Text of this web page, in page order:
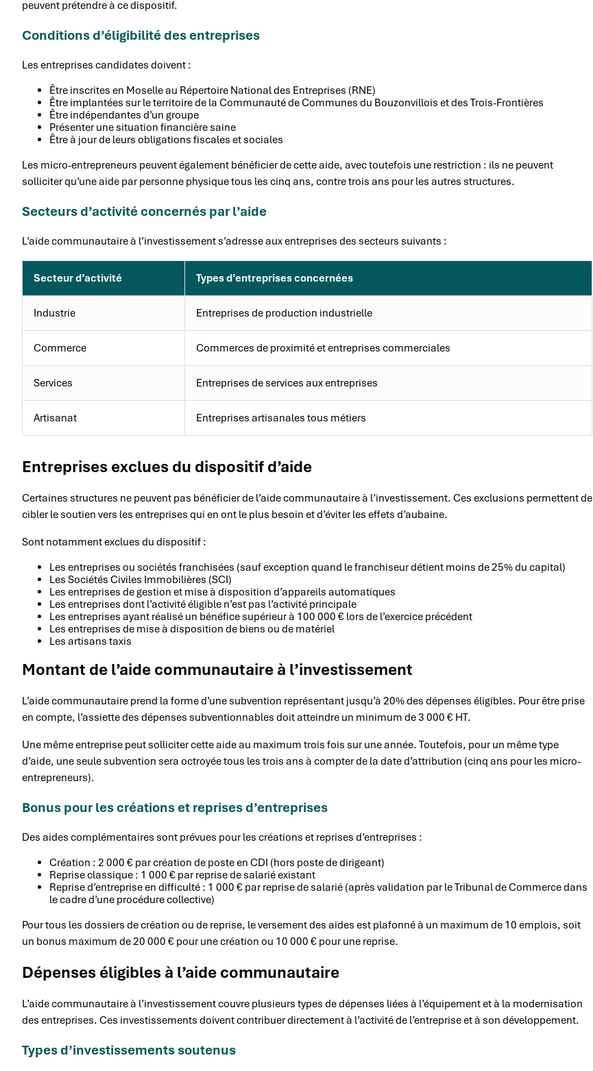
peuvent prétendre à ce dispositif.
Conditions d’éligibilité des entreprises
Les entreprises candidates doivent :
Être inscrites en Moselle au Répertoire National des Entreprises (RNE)
Être implantées sur le territoire de la Communauté de Communes du Bouzonvillois et des Trois-Frontières
Être indépendantes d’un groupe
Présenter une situation financière saine
Être à jour de leurs obligations fiscales et sociales
Les micro-entrepreneurs peuvent également bénéficier de cette aide, avec toutefois une restriction : ils ne peuvent
solliciter qu’une aide par personne physique tous les cinq ans, contre trois ans pour les autres structures.
Secteurs d’activité concernés par l’aide
L’aide communautaire à l’investissement s’adresse aux entreprises des secteurs suivants :
Secteur d’activité Types d’entreprises concernées
Industrie Entreprises de production industrielle
Commerce Commerces de proximité et entreprises commerciales
Services Entreprises de services aux entreprises
Artisanat Entreprises artisanales tous métiers
Entreprises exclues du dispositif d’aide
Certaines structures ne peuvent pas bénéficier de l’aide communautaire à l’investissement. Ces exclusions permettent de
cibler le soutien vers les entreprises qui en ont le plus besoin et d’éviter les effets d’aubaine.
Sont notamment exclues du dispositif :
Les entreprises ou sociétés franchisées (sauf exception quand le franchiseur détient moins de 25% du capital)
Les Sociétés Civiles Immobilières (SCI)
Les entreprises de gestion et mise à disposition d’appareils automatiques
Les entreprises dont l’activité éligible n’est pas l’activité principale
Les entreprises ayant réalisé un bénéfice supérieur à 100 000 € lors de l’exercice précédent
Les entreprises de mise à disposition de biens ou de matériel
Les artisans taxis
Montant de l’aide communautaire à l’investissement
L’aide communautaire prend la forme d’une subvention représentant jusqu’à 20% des dépenses éligibles. Pour être prise
en compte, l’assiette des dépenses subventionnables doit atteindre un minimum de 3 000 € HT.
Une même entreprise peut solliciter cette aide au maximum trois fois sur une année. Toutefois, pour un même type
d’aide, une seule subvention sera octroyée tous les trois ans à compter de la date d’attribution (cinq ans pour les micro-
entrepreneurs).
Bonus pour les créations et reprises d’entreprises
Des aides complémentaires sont prévues pour les créations et reprises d’entreprises :
Création : 2 000 € par création de poste en CDI (hors poste de dirigeant)
Reprise classique : 1 000 € par reprise de salarié existant
Reprise d’entreprise en difficulté : 1 000 € par reprise de salarié (après validation par le Tribunal de Commerce dans
le cadre d’une procédure collective)
Pour tous les dossiers de création ou de reprise, le versement des aides est plafonné à un maximum de 10 emplois, soit
un bonus maximum de 20 000 € pour une création ou 10 000 € pour une reprise.
Dépenses éligibles à l’aide communautaire
L’aide communautaire à l’investissement couvre plusieurs types de dépenses liées à l’équipement et à la modernisation
des entreprises. Ces investissements doivent contribuer directement à l’activité de l’entreprise et à son développement.
Types d’investissements soutenus